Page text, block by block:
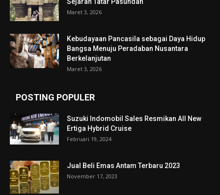
Sejarah Tatar Pasundan
Maret 3, 2026
Kebudayaan Pancasila sebagai Daya Hidup
Bangsa Menuju Peradaban Nusantara
Berkelanjutan
Maret 3, 2026
POSTING POPULER
Suzuki Indomobil Sales Resmikan All New
Ertiga Hybrid Cruise
Februari 19, 2024
Jual Beli Emas Antam Terbaru 2023
November 17, 2023